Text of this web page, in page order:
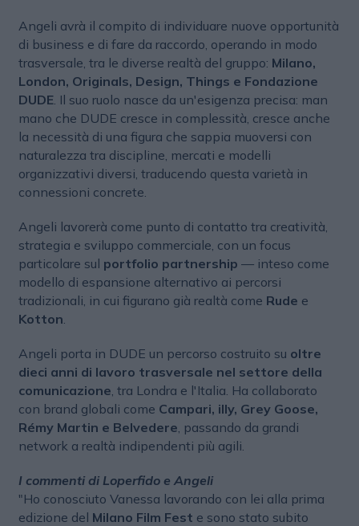
Angeli avrà il compito di individuare nuove opportunità
di business e di fare da raccordo, operando in modo
trasversale, tra le diverse realtà del gruppo: Milano,
London, Originals, Design, Things e Fondazione
DUDE. Il suo ruolo nasce da un'esigenza precisa: man
mano che DUDE cresce in complessità, cresce anche
la necessità di una figura che sappia muoversi con
naturalezza tra discipline, mercati e modelli
organizzativi diversi, traducendo questa varietà in
connessioni concrete.
Angeli lavorerà come punto di contatto tra creatività,
strategia e sviluppo commerciale, con un focus
particolare sul portfolio partnership — inteso come
modello di espansione alternativo ai percorsi
tradizionali, in cui figurano già realtà come Rude e
Kotton
Angeli porta in DUDE un percorso costruito su oltre
dieci anni di lavoro trasversale nel settore della
comunicazione , tra Londra e l'Italia. Ha collaborato
con brand globali come Campari, illy, Grey Goose,
Rémy Martin e Belvedere , passando da grandi
network a realtà indipendenti più agili.
I commenti di Loperfido e Angeli
"Ho conosciuto Vanessa lavorando con lei alla prima
edizione del Milano Film Fest e sono stato subito